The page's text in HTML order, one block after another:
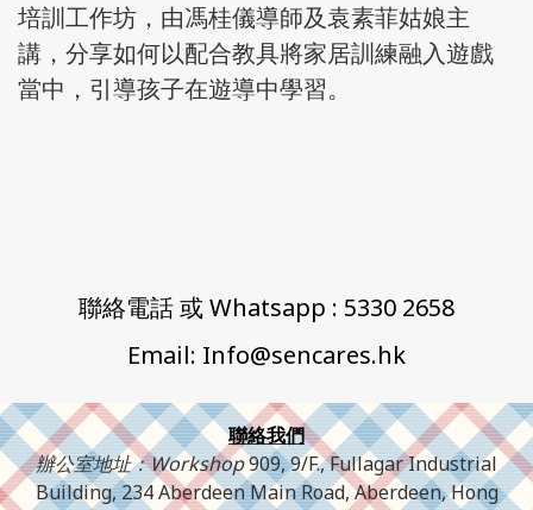
培訓工作坊，由馮桂儀導師及袁素菲姑娘主
講，分享如何以配合教具將家居訓練融入遊戲
當中，引導孩子在遊導中學習。
聯絡電話 或 Whatsapp : 5330 2658
Email: Info@sencares.hk
聯絡我們
辦公室地址：Workshop909, 9/F., Fullagar Industrial
Building, 234 Aberdeen Main Road, Aberdeen, Hong